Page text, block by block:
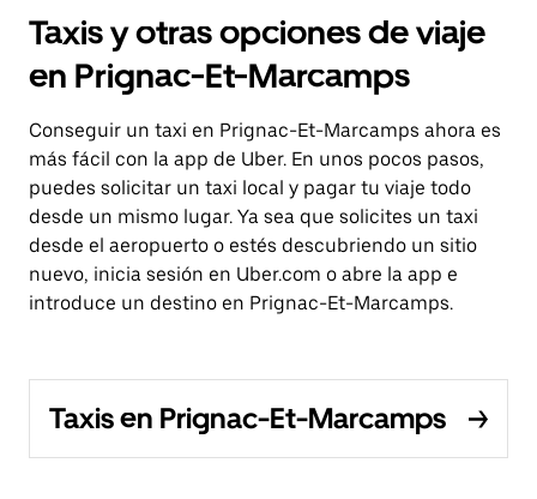
Taxis y otras opciones de viaje
en Prignac-Et-Marcamps
Conseguir un taxi en Prignac-Et-Marcamps ahora es
más fácil con la app de Uber. En unos pocos pasos,
puedes solicitar un taxi local y pagar tu viaje todo
desde un mismo lugar. Ya sea que solicites un taxi
desde el aeropuerto o estés descubriendo un sitio
nuevo, inicia sesión en Uber.com o abre la app e
introduce un destino en Prignac-Et-Marcamps.
Taxis en Prignac-Et-Marcamps